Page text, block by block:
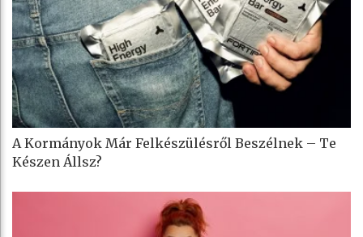
A Kormányok Már Felkészülésről Beszélnek – Te
Készen Állsz?